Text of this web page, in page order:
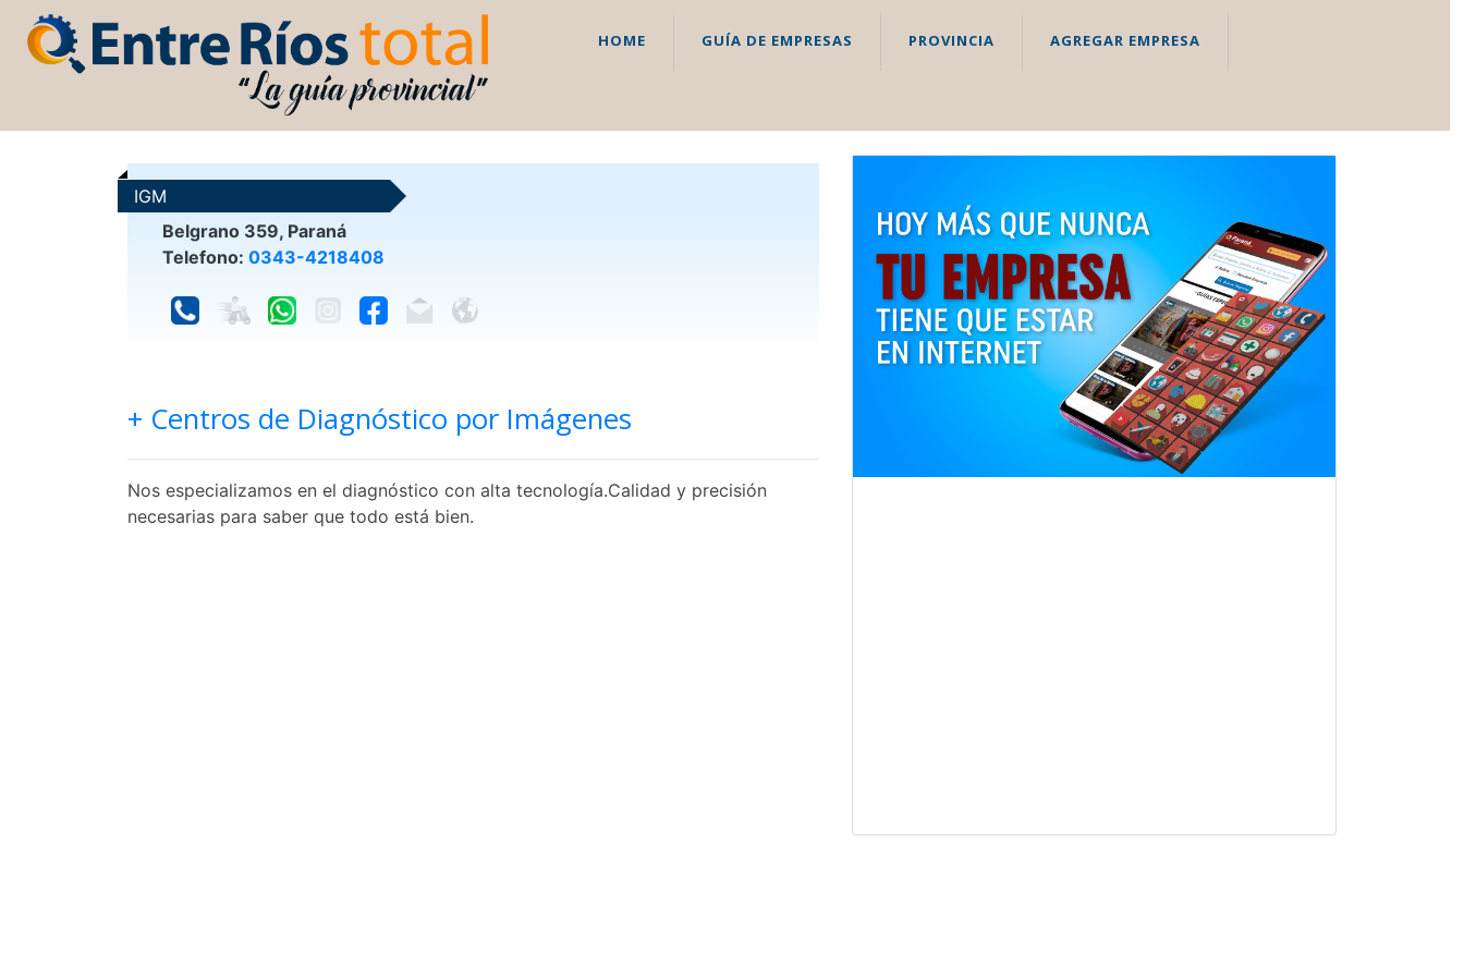
HOME GUÍA DE EMPRESAS PROVINCIA AGREGAR EMPRESA
IGM
Belgrano 359, Paraná
Telefono: 0343-4218408
+ Centros de Diagnóstico por Imágenes
Nos especializamos en el diagnóstico con alta tecnología.Calidad y precisión
necesarias para saber que todo está bien.